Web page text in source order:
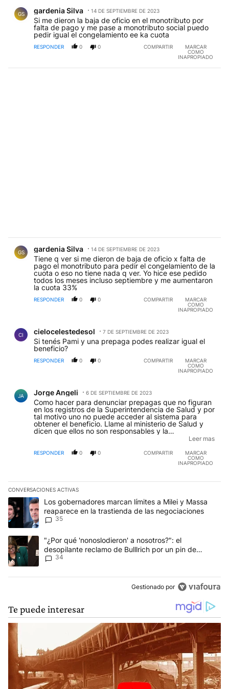
GS gardenia Silva 14 DE SEPTIEMBRE DE 2023
Si me dieron la baja de oficio en el monotributo por
falta de pago y me pase a monotributo social puedo
pedir igual el congelamiento ee ka cuota
RESPONDER 0 0 COMPARTIR
MARCAR
COMO
INAPROPIADO
GS gardenia Silva 14 DE SEPTIEMBRE DE 2023
Tiene q ver si me dieron de baja de oficio x falta de
pago el monotributo para pedir el congelamiento de la
cuota o eso no tiene nada q ver. Yo hice ese pedido
todos los meses incluso septiembre y me aumentaron
la cuota 33%
RESPONDER 0 0 COMPARTIR
MARCAR
COMO
INAPROPIADO
CI cielocelestedesol 7 DE SEPTIEMBRE DE 2023
Si tenés Pami y una prepaga podes realizar igual el
beneficio?
RESPONDER 0 0 COMPARTIR
MARCAR
COMO
INAPROPIADO
JA Jorge Angeli 6 DE SEPTIEMBRE DE 2023
Como hacer para denunciar prepagas que no figuran
en los registros de la Superintendencia de Salud y por
tal motivo uno no puede acceder al sistema para
obtener el beneficio. Llame al ministerio de Salud y
dicen que ellos no son responsables y la
Superintendencia no tiene respuesta a esto y asiLeer mas
RESPONDER 0 0 COMPARTIR
MARCAR
COMO
INAPROPIADO
CONVERSACIONES ACTIVAS
Este listado muestra los artículos con más comentarios en los
Un artículo de tendencia con el título "Los gobernadores
Los gobernadores marcan límites a Milei y Massa
reaparece en la trastienda de las negociaciones
35
Un artículo de tendencia con el título ""¿Por qué 'nonoslodieron'
"¿Por qué 'nonoslodieron' a nosotros?": el
desopilante reclamo de Bulllrich por un pin de
Malvinas
34
Gestionado por